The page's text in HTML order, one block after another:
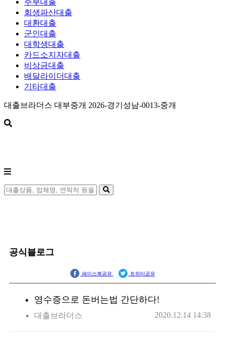
주부대출
회생파산대출
대환대출
군인대출
대학생대출
카드소지자대출
비상금대출
배달라이더대출
기타대출
대출브라더스 대부중개 2026-경기성남-0013-중개
공식블로그
페이스북공유 트위터공유
영수증으로 돈버는법 간단하다!
대출브라더스 2020.12.14 14:38